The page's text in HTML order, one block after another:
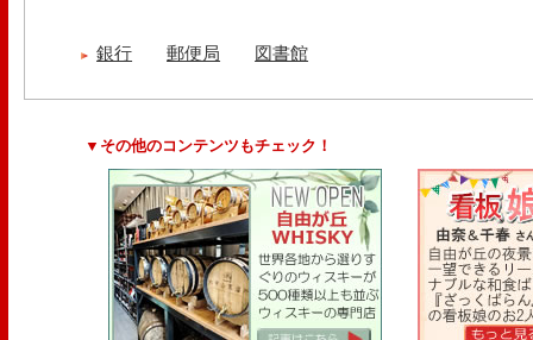
銀行 郵便局 図書館
▼その他のコンテンツもチェック！